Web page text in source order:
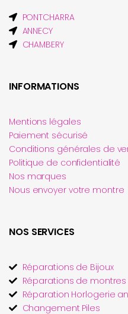
PONTCHARRA
ANNECY
CHAMBERY
INFORMATIONS
Mentions légales
Paiement sécurisé
Conditions générales de
Politique de confidentialité
Nos marques
Nous envoyer votre montre
NOS SERVICES
Réparations de Bijoux
Réparations de montres
Réparation Horlogerie
Changement Piles